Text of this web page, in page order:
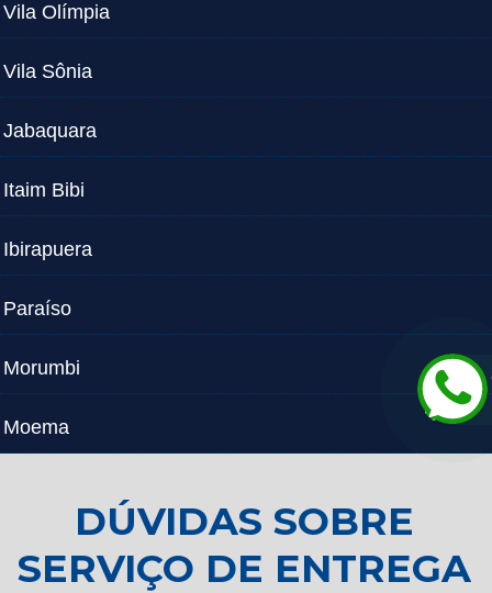
Vila Olímpia
Vila Sônia
Jabaquara
Itaim Bibi
Ibirapuera
Paraíso
Morumbi
Moema
DÚVIDAS SOBRE
SERVIÇO DE ENTREGA